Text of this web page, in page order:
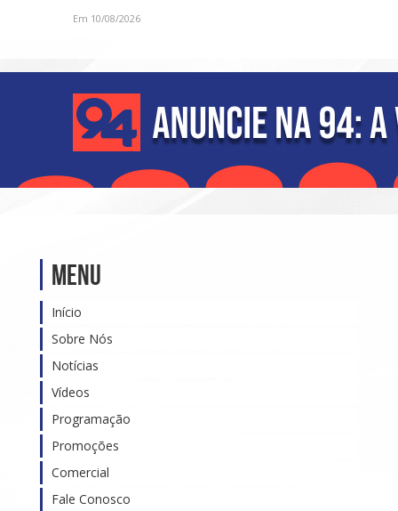
protoco
Em 10/08/2026
Menu
Início
Sobre Nós
Notícias
Vídeos
Programação
Promoções
Comercial
Fale Conosco